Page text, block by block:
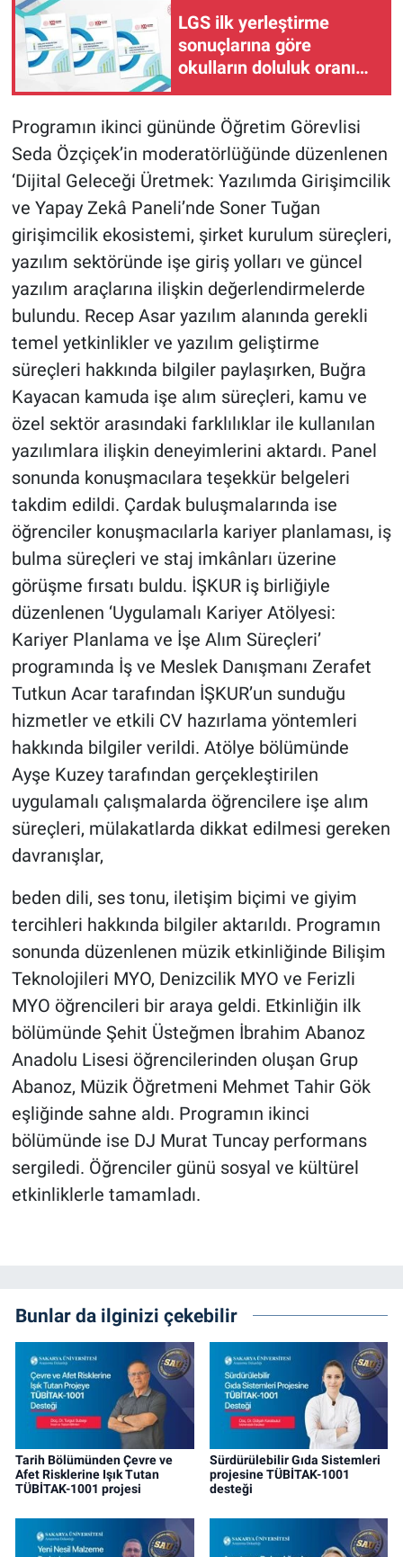
LGS ilk yerleştirme
sonuçlarına göre
okulların doluluk oranı
yüzde 95,76 oldu
Programın ikinci gününde Öğretim Görevlisi
Seda Özçiçek’in moderatörlüğünde düzenlenen
‘Dijital Geleceği Üretmek: Yazılımda Girişimcilik
ve Yapay Zekâ Paneli’nde Soner Tuğan
girişimcilik ekosistemi, şirket kurulum süreçleri,
yazılım sektöründe işe giriş yolları ve güncel
yazılım araçlarına ilişkin değerlendirmelerde
bulundu. Recep Asar yazılım alanında gerekli
temel yetkinlikler ve yazılım geliştirme
süreçleri hakkında bilgiler paylaşırken, Buğra
Kayacan kamuda işe alım süreçleri, kamu ve
özel sektör arasındaki farklılıklar ile kullanılan
yazılımlara ilişkin deneyimlerini aktardı. Panel
sonunda konuşmacılara teşekkür belgeleri
takdim edildi. Çardak buluşmalarında ise
öğrenciler konuşmacılarla kariyer planlaması, iş
bulma süreçleri ve staj imkânları üzerine
görüşme fırsatı buldu. İŞKUR iş birliğiyle
düzenlenen ‘Uygulamalı Kariyer Atölyesi:
Kariyer Planlama ve İşe Alım Süreçleri’
programında İş ve Meslek Danışmanı Zerafet
Tutkun Acar tarafından İŞKUR’un sunduğu
hizmetler ve etkili CV hazırlama yöntemleri
hakkında bilgiler verildi. Atölye bölümünde
Ayşe Kuzey tarafından gerçekleştirilen
uygulamalı çalışmalarda öğrencilere işe alım
süreçleri, mülakatlarda dikkat edilmesi gereken
davranışlar,
beden dili, ses tonu, iletişim biçimi ve giyim
tercihleri hakkında bilgiler aktarıldı. Programın
sonunda düzenlenen müzik etkinliğinde Bilişim
Teknolojileri MYO, Denizcilik MYO ve Ferizli
MYO öğrencileri bir araya geldi. Etkinliğin ilk
bölümünde Şehit Üsteğmen İbrahim Abanoz
Anadolu Lisesi öğrencilerinden oluşan Grup
Abanoz, Müzik Öğretmeni Mehmet Tahir Gök
eşliğinde sahne aldı. Programın ikinci
bölümünde ise DJ Murat Tuncay performans
sergiledi. Öğrenciler günü sosyal ve kültürel
etkinliklerle tamamladı.
Bunlar da ilginizi çekebilir
Tarih Bölümünden Çevre ve
Afet Risklerine Işık Tutan
TÜBİTAK-1001 projesi
Sürdürülebilir Gıda Sistemleri
projesine TÜBİTAK-1001
desteği